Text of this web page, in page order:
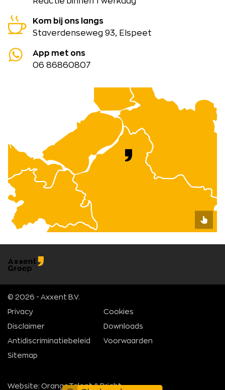
Kom bij ons langs
Staverdenseweg 93, Elspeet
App met ons
06 86860807
© 2026 - Axxent B.V.
Privacy Cookies
Disclaimer Downloads
Antidiscriminatiebeleid Voorwaarden
Sitemap
Website: OrangeTalent&Bright